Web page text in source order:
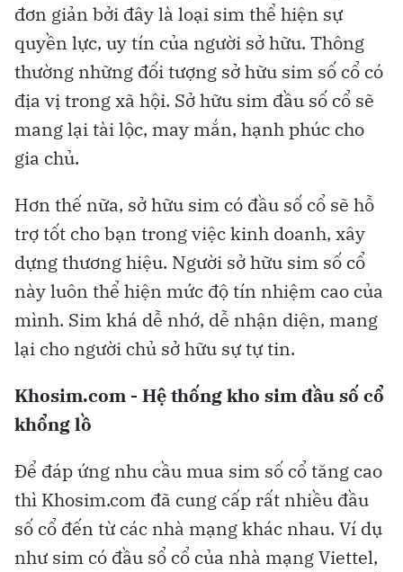
đơn giản bởi đây là loại sim thể hiện sự
quyền lực, uy tín của người sở hữu. Thông
thường những đối tượng sở hữu sim số cổ có
địa vị trong xã hội. Sở hữu sim đầu số cổ sẽ
mang lại tài lộc, may mắn, hạnh phúc cho
gia chủ.
Hơn thế nữa, sở hữu sim có đầu số cổ sẽ hỗ
trợ tốt cho bạn trong việc kinh doanh, xây
dựng thương hiệu. Người sở hữu sim số cổ
này luôn thể hiện mức độ tín nhiệm cao của
mình. Sim khá dễ nhớ, dễ nhận diện, mang
lại cho người chủ sở hữu sự tự tin.
Khosim.com - Hệ thống kho sim đầu số cổ
khổng lồ
Để đáp ứng nhu cầu mua sim số cổ tăng cao
thì Khosim.com đã cung cấp rất nhiều đầu
số cổ đến từ các nhà mạng khác nhau. Ví dụ
như sim có đầu sổ cổ của nhà mạng Viettel,